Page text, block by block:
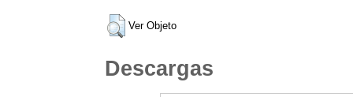
Ver Objeto
Descargas